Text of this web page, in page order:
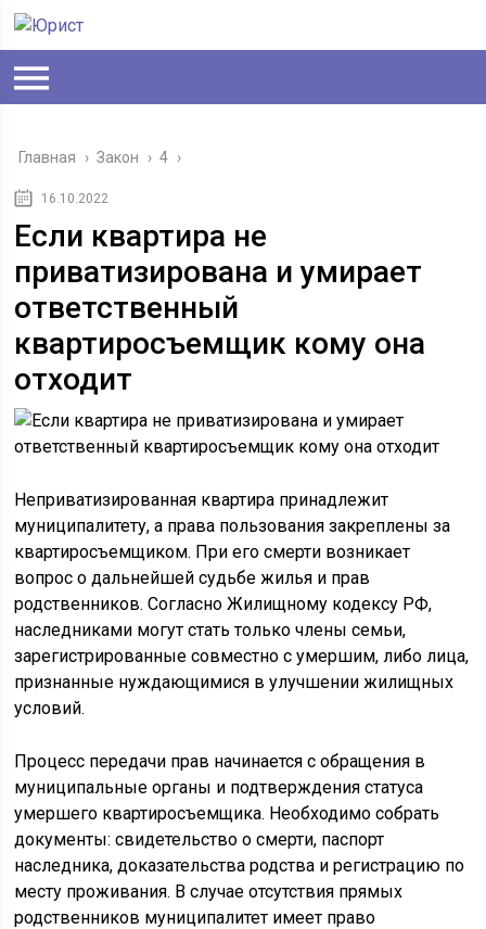
Главная › Закон › 4 ›
16.10.2022
Если квартира не
приватизирована и умирает
ответственный
квартиросъемщик кому она
отходит
Неприватизированная квартира принадлежит
муниципалитету, а права пользования закреплены за
квартиросъемщиком. При его смерти возникает
вопрос о дальнейшей судьбе жилья и прав
родственников. Согласно Жилищному кодексу РФ,
наследниками могут стать только члены семьи,
зарегистрированные совместно с умершим, либо лица,
признанные нуждающимися в улучшении жилищных
условий.
Процесс передачи прав начинается с обращения в
муниципальные органы и подтверждения статуса
умершего квартиросъемщика. Необходимо собрать
документы: свидетельство о смерти, паспорт
наследника, доказательства родства и регистрацию по
месту проживания. В случае отсутствия прямых
родственников муниципалитет имеет право